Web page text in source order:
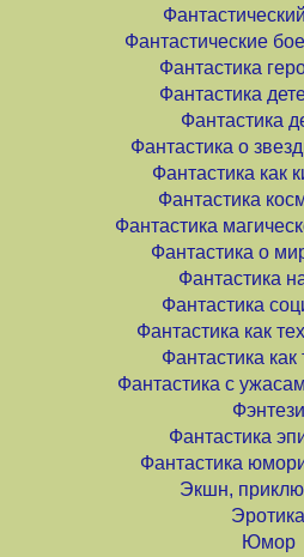
Фантастические
Фантастика
Фантастика
Фантастика
Фантастика о
Фантастика как
Фантастика
Фантастика
Фантастика о
Фантастика
Фантастика
Фантастика как
Фантастика как
Фантастика с
Фэнтези
Фантастика
Фантастика
Экшн,
Эротика
Юмор